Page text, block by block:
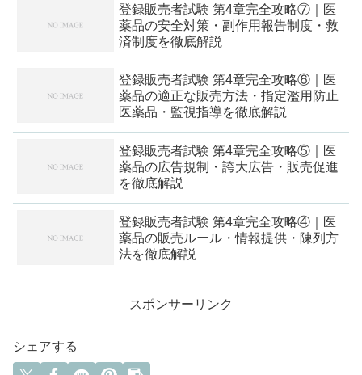
登録販売者試験 第4章完全攻略⑦｜医
薬品の安全対策・副作用報告制度・救
済制度を徹底解説
登録販売者試験 第4章完全攻略⑥｜医
薬品の適正な販売方法・指定濫用防止
医薬品・監視指導を徹底解説
登録販売者試験 第4章完全攻略⑤｜医
薬品の広告規制・誇大広告・販売促進
を徹底解説
登録販売者試験 第4章完全攻略④｜医
薬品の販売ルール・情報提供・陳列方
法を徹底解説
スポンサーリンク
シェアする